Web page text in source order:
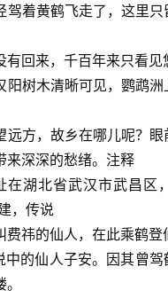
驾着黄鹤飞走了，这里
回来，千百年来只看见
阳树木清晰可见，鹦鹉
远方，故乡在哪儿呢？
来深深的愁绪。注释
在湖北省武汉市武昌区
，传说
祎的仙人，在此乘鹤登
中的仙人子安。因其曾驾